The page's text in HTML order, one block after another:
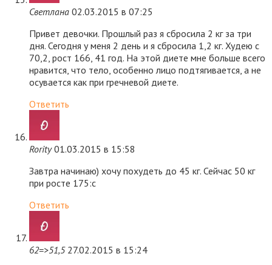
Светлана 02.03.2015 в 07:25
Привет девочки. Прошлый раз я сбросила 2 кг за три
дня. Сегодня у меня 2 день и я сбросила 1,2 кг. Худею с
70,2, рост 166, 41 год. На этой диете мне больше всего
нравится, что тело, особенно лицо подтягивается, а не
осувается как при гречневой диете.
Ответить
Rority 01.03.2015 в 15:58
Завтра начинаю) хочу похудеть до 45 кг. Сейчас 50 кг
при росте 175:с
Ответить
62=>51,5 27.02.2015 в 15:24